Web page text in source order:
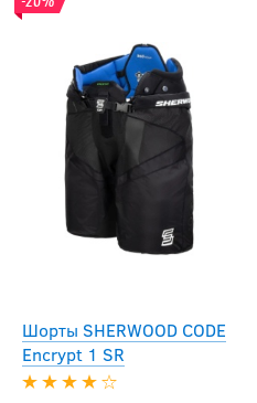
Шорты SHERWOOD CODE
Encrypt 1 SR